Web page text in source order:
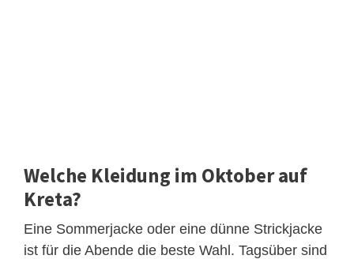
Welche Kleidung im Oktober auf
Kreta?
Eine Sommerjacke oder eine dünne Strickjacke
ist für die Abende die beste Wahl. Tagsüber sind